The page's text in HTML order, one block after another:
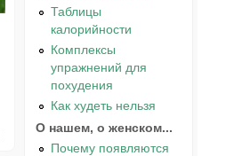
Таблицы
калорийности
Комплексы
упражнений для
похудения
Как худеть нельзя
О нашем, о женском...
Почему появляются